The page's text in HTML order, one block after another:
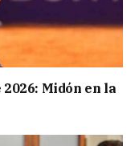
Midón en la